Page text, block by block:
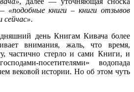
«подобные книги – книги отзывов
.
день Книгам Кивача более
внимания, жаль, что время,
частично стерло и сами Книги, и
посетителями» водопада
вековой истории. Но об этом чуть